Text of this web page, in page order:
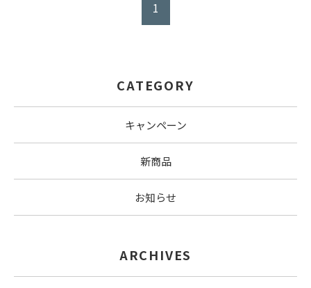
1
CATEGORY
キャンペーン
新商品
お知らせ
ARCHIVES